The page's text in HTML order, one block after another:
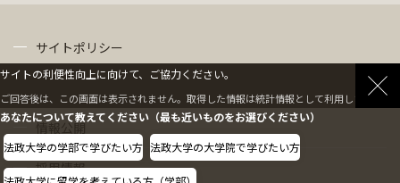
サイトポリシー
情報公開
採用情報
サイトの利便性向上に向けて、ご協力ください。
ご回答後は、この画面は表示されません。取得した情報は統計情報として利用します。
あなたについて教えてください（最も近いものをお選びください）
法政大学の学部で学びたい方 法政大学の大学院で学びたい方